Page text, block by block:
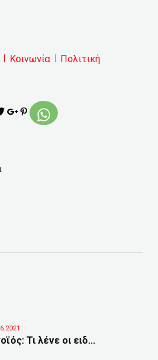
Κοινωνία Πολιτική
Τι λένε οι ειδ...